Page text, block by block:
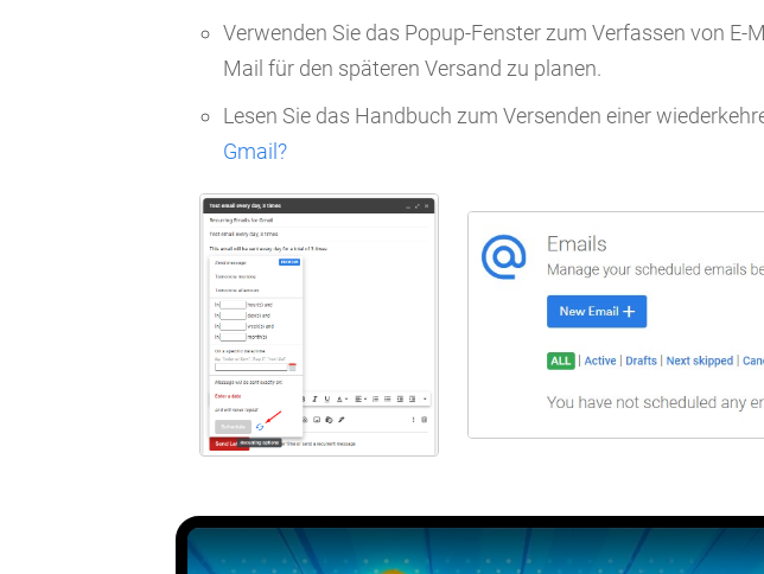
Verwenden Sie das Popup-Fenster zum Verfassen von E-
Mail für den späteren Versand zu planen.
Lesen Sie das Handbuch zum Versenden einer
Gmail?